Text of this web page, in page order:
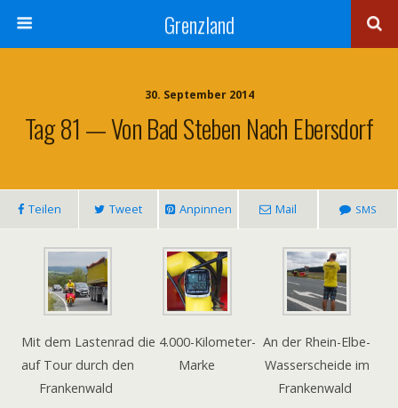
Grenzland
30. September 2014
Tag 81 — Von Bad Steben Nach Ebersdorf
Tei­len Tweet Anpin­nen Mail SMS
Mit dem Las­ten­rad
auf Tour durch den
Frankenwald
die 4.000-Kilometer-
Marke
An der Rhein-Elbe-
Was­ser­scheide im
Frankenwald